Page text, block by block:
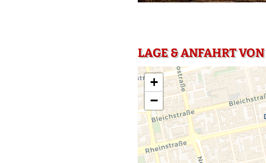
LAGE & ANFAHRT
+
−